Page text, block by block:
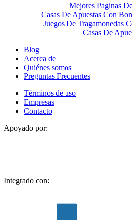
Mejores Paginas
Casas De Apuestas Con
Juegos De Tragamonedas
Casas De
Blog
Acerca de
Quiénes somos
Preguntas Frecuentes
Términos de uso
Empresas
Contacto
Apoyado por:
Integrado con: